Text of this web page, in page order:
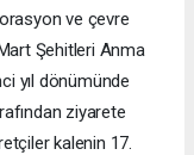
ve çevre
Şehitleri Anma
yıl dönümünde
ziyarete
kalenin 17.